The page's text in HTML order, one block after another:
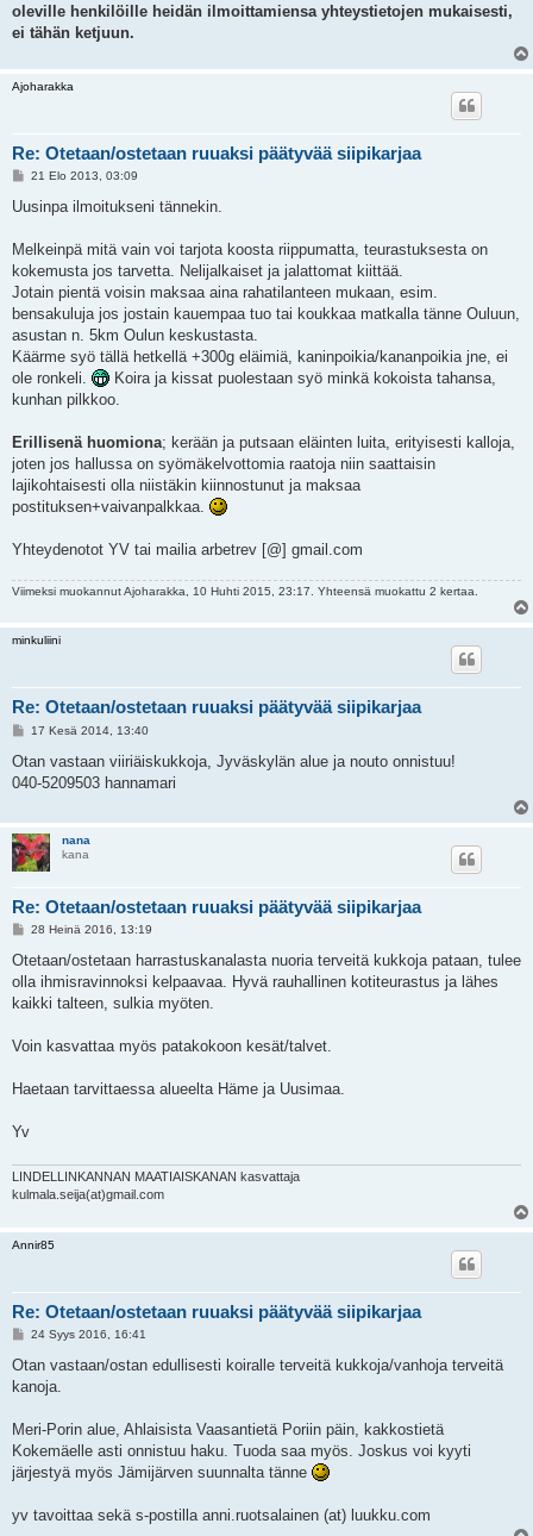
oleville henkilöille heidän ilmoittamiensa yhteystietojen mukaisesti,
ei tähän ketjuun.
Ajoharakka
Re: Otetaan/ostetaan ruuaksi päätyvää siipikarjaa
V
e
i
21 Elo 2013, 03:09
Uusinpa ilmoitukseni tännekin.
Melkeinpä mitä vain voi tarjota koosta riippumatta, teurastuksesta on
kokemusta jos tarvetta. Nelijalkaiset ja jalattomat kiittää.
Jotain pientä voisin maksaa aina rahatilanteen mukaan, esim.
bensakuluja jos jostain kauempaa tuo tai koukkaa matkalla tänne Ouluun,
asustan n. 5km Oulun keskustasta.
Käärme syö tällä hetkellä +300g eläimiä, kaninpoikia/kananpoikia jne, ei
ole ronkeli.
Koira ja kissat puolestaan syö minkä kokoista tahansa,
kunhan pilkkoo.
Erillisenä huomiona; kerään ja putsaan eläinten luita, erityisesti kalloja,
joten jos hallussa on syömäkelvottomia raatoja niin saattaisin
lajikohtaisesti olla niistäkin kiinnostunut ja maksaa
postituksen+vaivanpalkkaa.
Yhteydenotot YV tai mailia arbetrev [@] gmail.com
Viimeksi muokannutAjoharakka , 10 Huhti 2015, 23:17. Yhteensä muokattu 2 kertaa.
minkuliini
Re: Otetaan/ostetaan ruuaksi päätyvää siipikarjaa
V
e
t
17 Kesä 2014, 13:40
Otan vastaan viiriäiskukkoja, Jyväskylän alue ja nouto onnistuu!
040-5209503 hannamari
nana
kana
Re: Otetaan/ostetaan ruuaksi päätyvää siipikarjaa
V
e
t
i
28 Heinä 2016, 13:19
Otetaan/ostetaan harrastuskanalasta nuoria terveitä kukkoja pataan, tulee
olla ihmisravinnoksi kelpaavaa. Hyvä rauhallinen kotiteurastus ja lähes
kaikki talteen, sulkia myöten.
Voin kasvattaa myös patakokoon kesät/talvet.
Haetaan tarvittaessa alueelta Häme ja Uusimaa.
Yv
LINDELLINKANNAN MAATIAISKANAN kasvattaja
kulmala.seija(at)gmail.com
Annir85
Re: Otetaan/ostetaan ruuaksi päätyvää siipikarjaa
V
e
t
24 Syys 2016, 16:41
Otan vastaan/ostan edullisesti koiralle terveitä kukkoja/vanhoja terveitä
kanoja.
Meri-Porin alue, Ahlaisista Vaasantietä Poriin päin, kakkostietä
Kokemäelle asti onnistuu haku. Tuoda saa myös. Joskus voi kyyti
järjestyä myös Jämijärven suunnalta tänne
yv tavoittaa sekä s-postilla anni.ruotsalainen (at) luukku.com